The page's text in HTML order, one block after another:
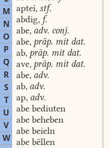
M
N
O
P
Q
R
S
T
U
V
W
aptei, stf.
abdig, f.
abe, adv. conj.
abe, präp. mit dat.
ab, präp. mit dat.
ave, präp. mit dat.
abe, adv.
ab, adv.
ap, adv.
abe bediuten
abe beheben
abe beieln
abe bëllen